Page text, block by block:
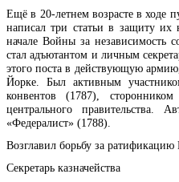
Ещё в 20-летнем возрасте в ходе
написал три статьи в защиту
начале Войны за независимость
стал адъютантом и личным
этого поста в действующую
Йорке. Был активным
конвентов (1787),
центрального правительства.
«Федералист» (1788).
Возглавил борьбу за
Секретарь казначейства